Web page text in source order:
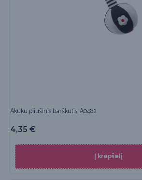
Akuku pliušinis barškutis, A0482
4,35 €
Į krepšelį